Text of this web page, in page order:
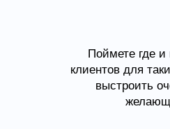
Поймете где и
клиентов для
выстроить